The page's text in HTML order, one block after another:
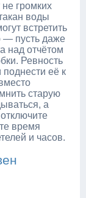
не громких
воды
встретить
— пусть даже
над отчётом
Ревность
поднести её к
старую
а
время
и часов.